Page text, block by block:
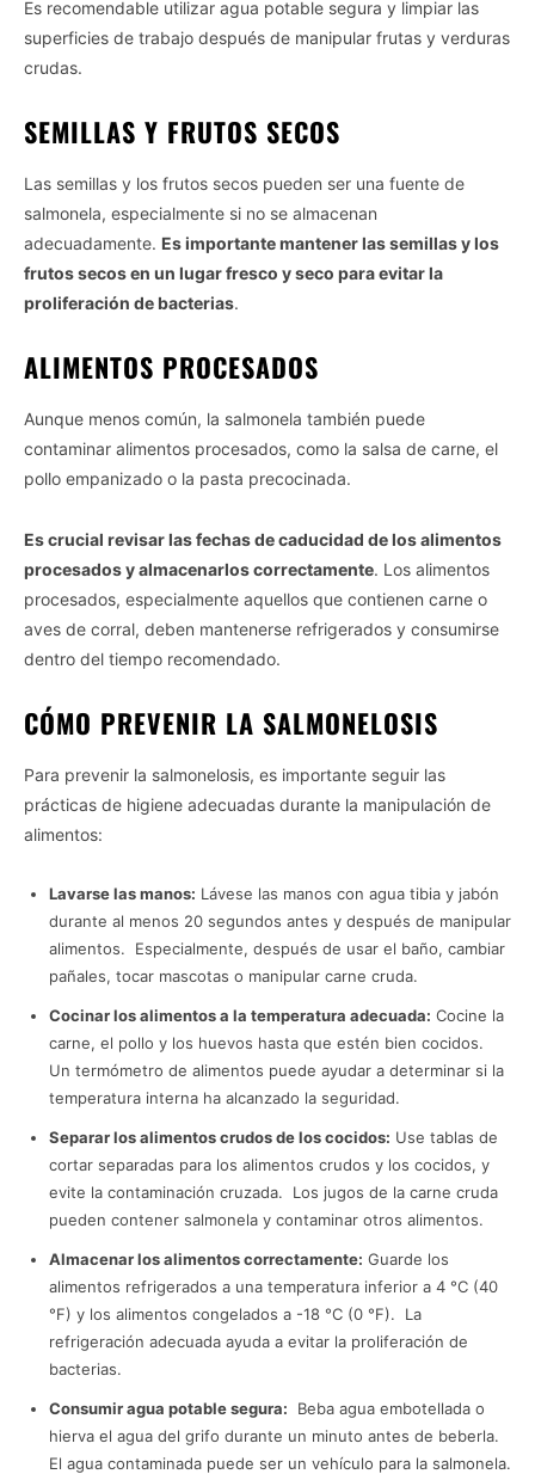
Es recomendable utilizar agua potable segura y limpiar las
superficies de trabajo después de manipular frutas y verduras
crudas.
SEMILLAS Y FRUTOS SECOS
Las semillas y los frutos secos pueden ser una fuente de
salmonela, especialmente si no se almacenan
adecuadamente. Es importante mantener las semillas y los
frutos secos en un lugar fresco y seco para evitar la
proliferación de bacterias.
ALIMENTOS PROCESADOS
Aunque menos común, la salmonela también puede
contaminar alimentos procesados, como la salsa de carne, el
pollo empanizado o la pasta precocinada.
Es crucial revisar las fechas de caducidad de los alimentos
procesados y almacenarlos correctamente. Los alimentos
procesados, especialmente aquellos que contienen carne o
aves de corral, deben mantenerse refrigerados y consumirse
dentro del tiempo recomendado.
CÓMO PREVENIR LA SALMONELOSIS
Para prevenir la salmonelosis, es importante seguir las
prácticas de higiene adecuadas durante la manipulación de
alimentos:
Lavarse las manos: Lávese las manos con agua tibia y jabón
durante al menos 20 segundos antes y después de manipular
alimentos. Especialmente, después de usar el baño, cambiar
pañales, tocar mascotas o manipular carne cruda.
Cocinar los alimentos a la temperatura adecuada: Cocine la
carne, el pollo y los huevos hasta que estén bien cocidos.
Un termómetro de alimentos puede ayudar a determinar si la
temperatura interna ha alcanzado la seguridad.
Separar los alimentos crudos de los cocidos: Use tablas de
cortar separadas para los alimentos crudos y los cocidos, y
evite la contaminación cruzada. Los jugos de la carne cruda
pueden contener salmonela y contaminar otros alimentos.
Almacenar los alimentos correctamente: Guarde los
alimentos refrigerados a una temperatura inferior a 4 °C (40
°F) y los alimentos congelados a -18 °C (0 °F). La
refrigeración adecuada ayuda a evitar la proliferación de
bacterias.
Consumir agua potable segura: Beba agua embotellada o
hierva el agua del grifo durante un minuto antes de beberla.
El agua contaminada puede ser un vehículo para la salmonela.